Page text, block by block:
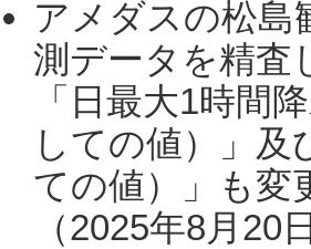
アメダスの松島
測データを精査
「日最大1時間
しての値）」及
ての値）」も変
（2025年8月20日